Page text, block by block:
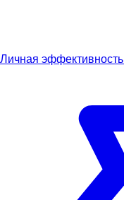
Личная эффективность